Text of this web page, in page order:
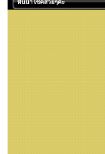
หินนำโชคสวยๆค่ะ